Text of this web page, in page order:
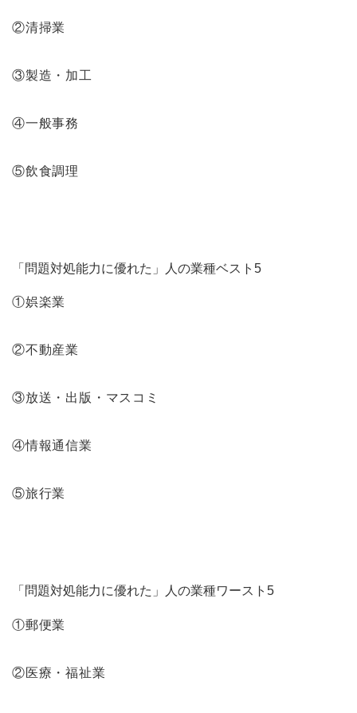
②清掃業
③製造・加工
④一般事務
⑤飲食調理
「問題対処能力に優れた」人の業種ベスト5
①娯楽業
②不動産業
③放送・出版・マスコミ
④情報通信業
⑤旅行業
「問題対処能力に優れた」人の業種ワースト5
①郵便業
②医療・福祉業